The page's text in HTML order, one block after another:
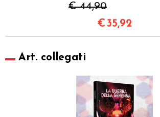
€ 44,90
€35,92
Art. collegati